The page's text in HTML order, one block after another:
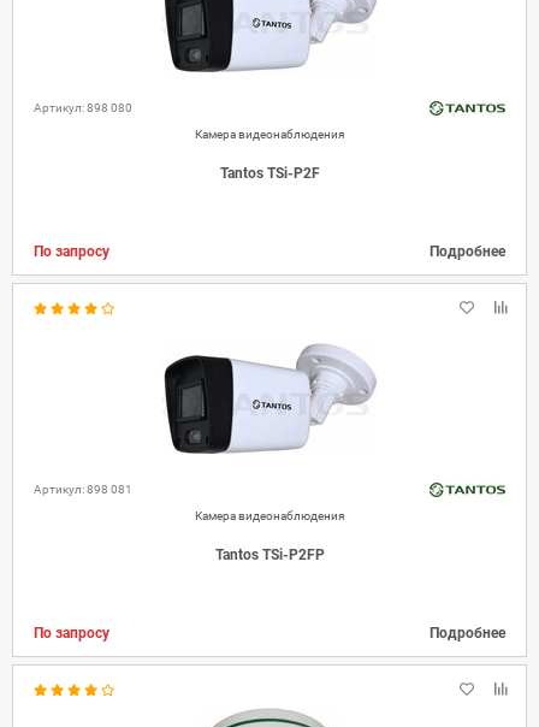
Артикул: 898 080
Камера видеонаблюдения
Tantos TSi-P2F
По запросу Подробнее
Артикул: 898 081
Камера видеонаблюдения
Tantos TSi-P2FP
По запросу Подробнее